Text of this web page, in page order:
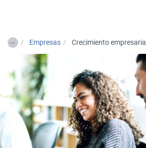
… Empresas Crecimiento empresarial